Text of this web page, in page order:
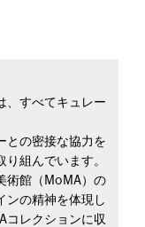
、すべてキュレー
との密接な協力を
組んでいます。
術館（MoMA）の
ンの精神を体現し
コレクションに収